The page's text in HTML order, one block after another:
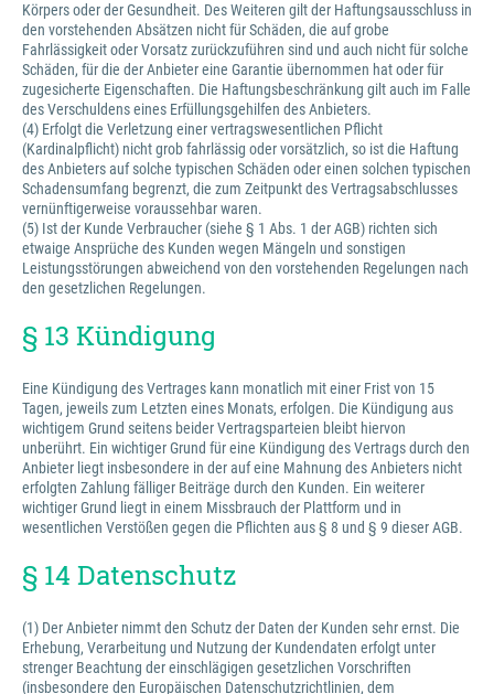
Körpers oder der Gesundheit. Des Weiteren gilt der Haftungsausschluss in
den vorstehenden Absätzen nicht für Schäden, die auf grobe
Fahrlässigkeit oder Vorsatz zurückzuführen sind und auch nicht für solche
Schäden, für die der Anbieter eine Garantie übernommen hat oder für
zugesicherte Eigenschaften. Die Haftungsbeschränkung gilt auch im Falle
des Verschuldens eines Erfüllungsgehilfen des Anbieters.
(4) Erfolgt die Verletzung einer vertragswesentlichen Pflicht
(Kardinalpflicht) nicht grob fahrlässig oder vorsätzlich, so ist die Haftung
des Anbieters auf solche typischen Schäden oder einen solchen typischen
Schadensumfang begrenzt, die zum Zeitpunkt des Vertragsabschlusses
vernünftigerweise voraussehbar waren.
(5) Ist der Kunde Verbraucher (siehe § 1 Abs. 1 der AGB) richten sich
etwaige Ansprüche des Kunden wegen Mängeln und sonstigen
Leistungsstörungen abweichend von den vorstehenden Regelungen nach
den gesetzlichen Regelungen.
§ 13 Kündigung
Eine Kündigung des Vertrages kann monatlich mit einer Frist von 15
Tagen, jeweils zum Letzten eines Monats, erfolgen. Die Kündigung aus
wichtigem Grund seitens beider Vertragsparteien bleibt hiervon
unberührt. Ein wichtiger Grund für eine Kündigung des Vertrags durch den
Anbieter liegt insbesondere in der auf eine Mahnung des Anbieters nicht
erfolgten Zahlung fälliger Beiträge durch den Kunden. Ein weiterer
wichtiger Grund liegt in einem Missbrauch der Plattform und in
wesentlichen Verstößen gegen die Pflichten aus § 8 und § 9 dieser AGB.
§ 14 Datenschutz
(1) Der Anbieter nimmt den Schutz der Daten der Kunden sehr ernst. Die
Erhebung, Verarbeitung und Nutzung der Kundendaten erfolgt unter
strenger Beachtung der einschlägigen gesetzlichen Vorschriften
(insbesondere den Europäischen Datenschutzrichtlinien, dem